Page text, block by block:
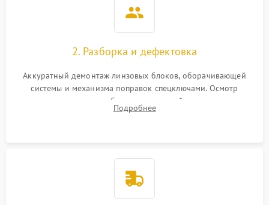
2. Разборка и дефектовка
Аккуратный демонтаж линзовых блоков, оборачивающей
системы и механизма поправок спецключами. Осмотр
внутренних резьбовых соединений, пружин и
уплотнительных колец. Поиск причин люфта, смещения
Подробнее